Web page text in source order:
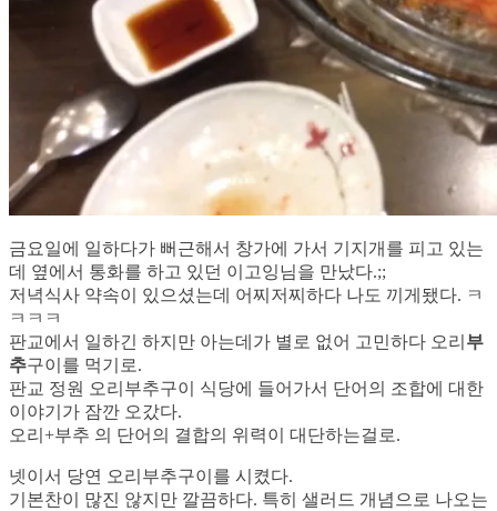
금요일에 일하다가 뻐근해서 창가에 가서 기지개를 피고 있는
데 옆에서 통화를 하고 있던 이고잉님을 만났다.;;
저녁식사 약속이 있으셨는데 어찌저찌하다 나도 끼게됐다. ㅋ
ㅋㅋㅋ
판교에서 일하긴 하지만 아는데가 별로 없어 고민하다 오리 부
추구이를 먹기로.
판교 정원 오리부추구이 식당에 들어가서 단어의 조합에 대한
이야기가 잠깐 오갔다.
오리+부추 의 단어의 결합의 위력이 대단하는걸로.
넷이서 당연 오리부추구이를 시켰다.
기본찬이 많진 않지만 깔끔하다. 특히 샐러드 개념으로 나오는